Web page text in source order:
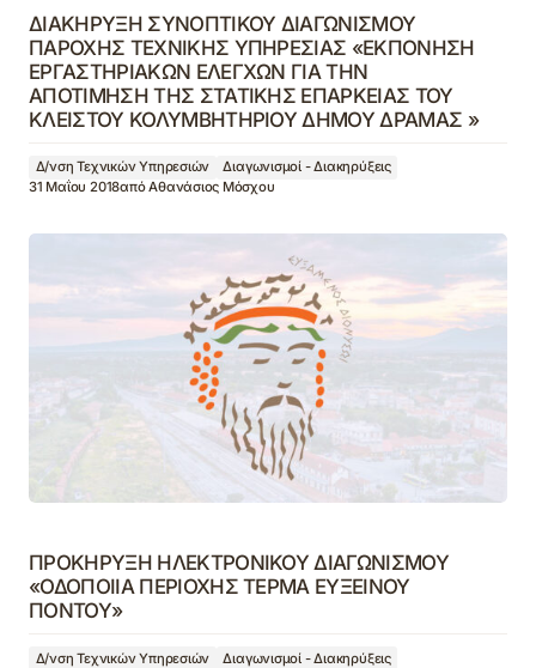
ΔΙΑΚΗΡΥΞΗ ΣΥΝΟΠΤΙΚΟΥ ΔΙΑΓΩΝΙΣΜΟΥ
ΠΑΡΟΧΗΣ ΤΕΧΝΙΚΗΣ ΥΠΗΡΕΣΙΑΣ «ΕΚΠΟΝΗΣΗ
ΕΡΓΑΣΤΗΡΙΑΚΩΝ ΕΛΕΓΧΩΝ ΓΙΑ ΤΗΝ
ΑΠΟΤΙΜΗΣΗ ΤΗΣ ΣΤΑΤΙΚΗΣ ΕΠΑΡΚΕΙΑΣ ΤΟΥ
ΚΛΕΙΣΤΟΥ ΚΟΛΥΜΒΗΤΗΡΙΟΥ ΔΗΜΟΥ ΔΡΑΜΑΣ »
Δ/νση Τεχνικών Υπηρεσιών
Διαγωνισμοί - Διακηρύξεις
31 Μαΐου 2018απόΑθανάσιος Μόσχου
ΠΡΟΚΗΡΥΞΗ ΗΛΕΚΤΡΟΝΙΚΟΥ ΔΙΑΓΩΝΙΣΜΟΥ
«ΟΔΟΠΟΙΙΑ ΠΕΡΙΟΧΗΣ ΤΕΡΜΑ ΕΥΞΕΙΝΟΥ
ΠΟΝΤΟΥ»
Δ/νση Τεχνικών Υπηρεσιών
Διαγωνισμοί - Διακηρύξεις